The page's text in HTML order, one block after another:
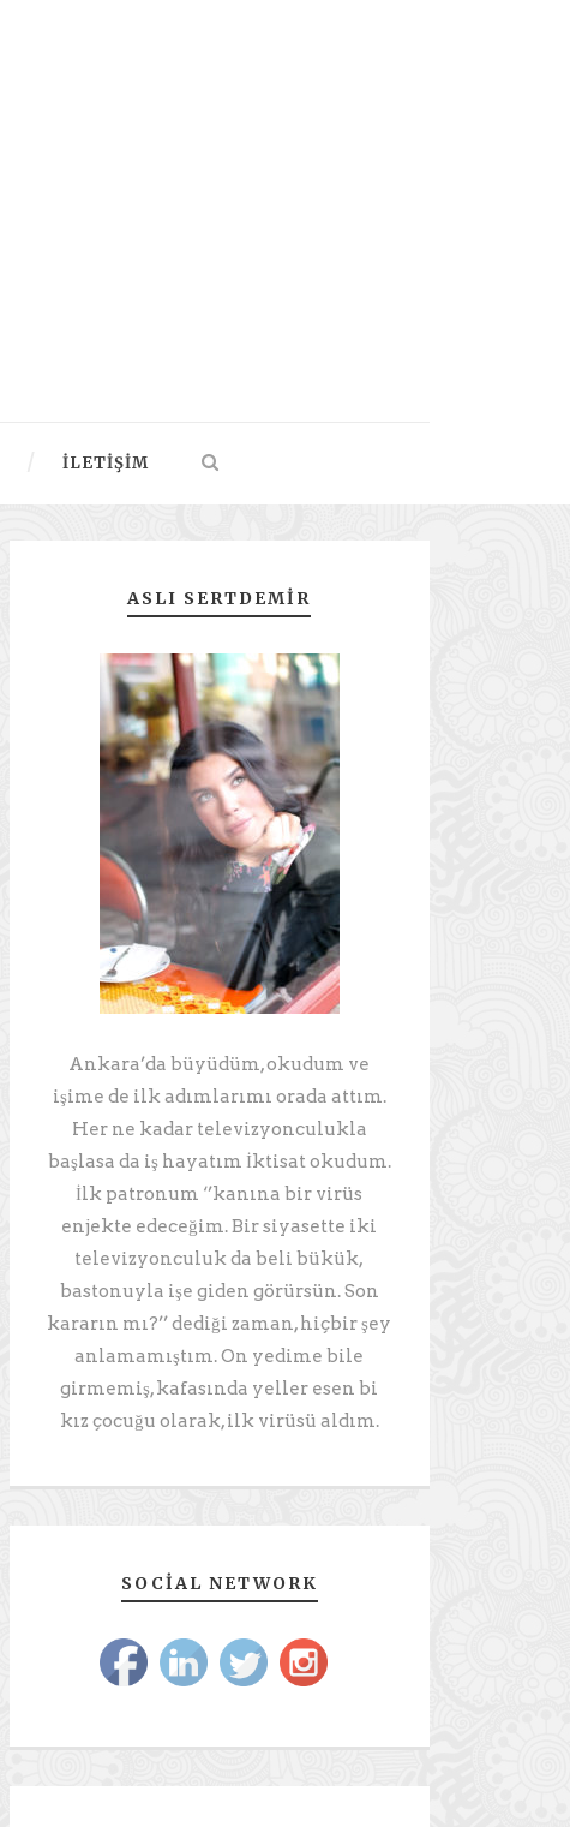
İLETIŞIM
ASLI SERTDEMIR
Ankara’da büyüdüm, okudum ve
işime de ilk adımlarımı orada attım.
Her ne kadar televizyonculukla
başlasa da iş hayatım İktisat okudum.
İlk patronum ‘’kanına bir virüs
enjekte edeceğim. Bir siyasette iki
televizyonculuk da beli bükük,
bastonuyla işe giden görürsün. Son
kararın mı?’’ dediği zaman, hiçbir şey
anlamamıştım. On yedime bile
girmemiş, kafasında yeller esen bi
kız çocuğu olarak, ilk virüsü aldım.
SOCIAL NETWORK